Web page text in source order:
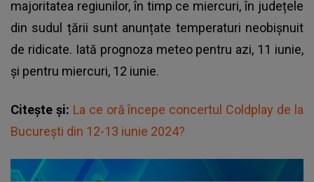
majoritatea regiunilor, în timp ce miercuri, în județele
din sudul țării sunt anunțate temperaturi neobișnuit
de ridicate. Iată prognoza meteo pentru azi, 11 iunie,
și pentru miercuri, 12 iunie.
Citește și: La ce oră începe concertul Coldplay de la
București din 12-13 iunie 2024?